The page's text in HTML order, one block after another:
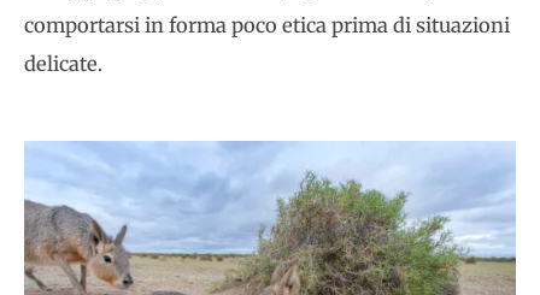
comportarsi in forma poco etica prima di situazioni
delicate.